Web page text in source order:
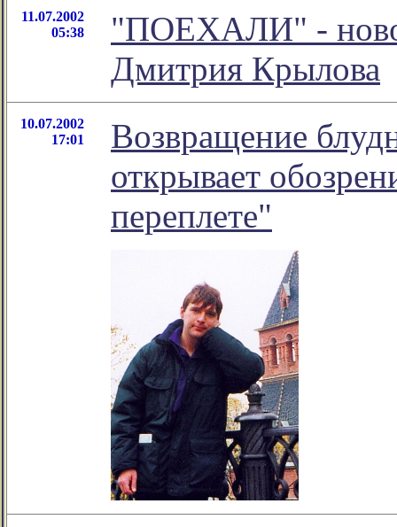
11.07.2002
05:38
"ПОЕХАЛИ" -
Дмитрия Крылова
10.07.2002
17:01
Возвращение
открывает
переплете"